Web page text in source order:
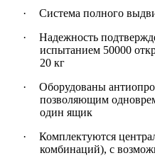
·
Система полного
·
Надежность
испытанием 50000
20 кг
·
Оборудованы
позволяющим
один ящик
·
Комплектуются
комбинаций), с